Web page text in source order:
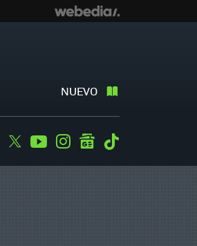
NUEVO
Facebook
TwitterYoutubeInstagramgooglenews